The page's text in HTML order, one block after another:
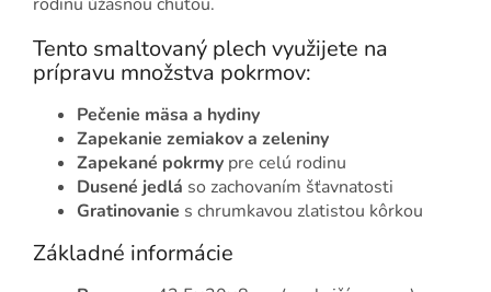
Tento smaltovaný plech využijete na
prípravu množstva pokrmov:
Pečenie mäsa a hydiny
Zapekanie zemiakov a zeleniny
Zapekané pokrmy pre celú rodinu
Dusené jedlá so zachovaním šťavnatosti
Gratinovanie s chrumkavou zlatistou kôrkou
Základné informácie